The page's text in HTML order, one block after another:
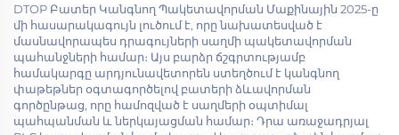
DTOP Բատեր Կանգնող Պակետավորման Մաքինային 2025-ը
մի հասարակագույն լուծում է, որը նախատեսված է
մասնավորապես դրագույների սաղմի պակետավորման
պահանջների համար։ Այս բարձր ճշգրտությամբ
համակարգը արդյունավետորեն ստեղծում է կանգնող
փաթեթներ օգտագործելով բատերի ձևավորման
գործընթաց, որը համոզված է սաղմերի օպտիմալ
պահպանման և ներկայացման համար։ Դրա առաջադրյալ